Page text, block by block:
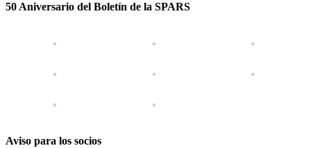
50 Aniversario del Boletín de la SPARS
Aviso para los socios